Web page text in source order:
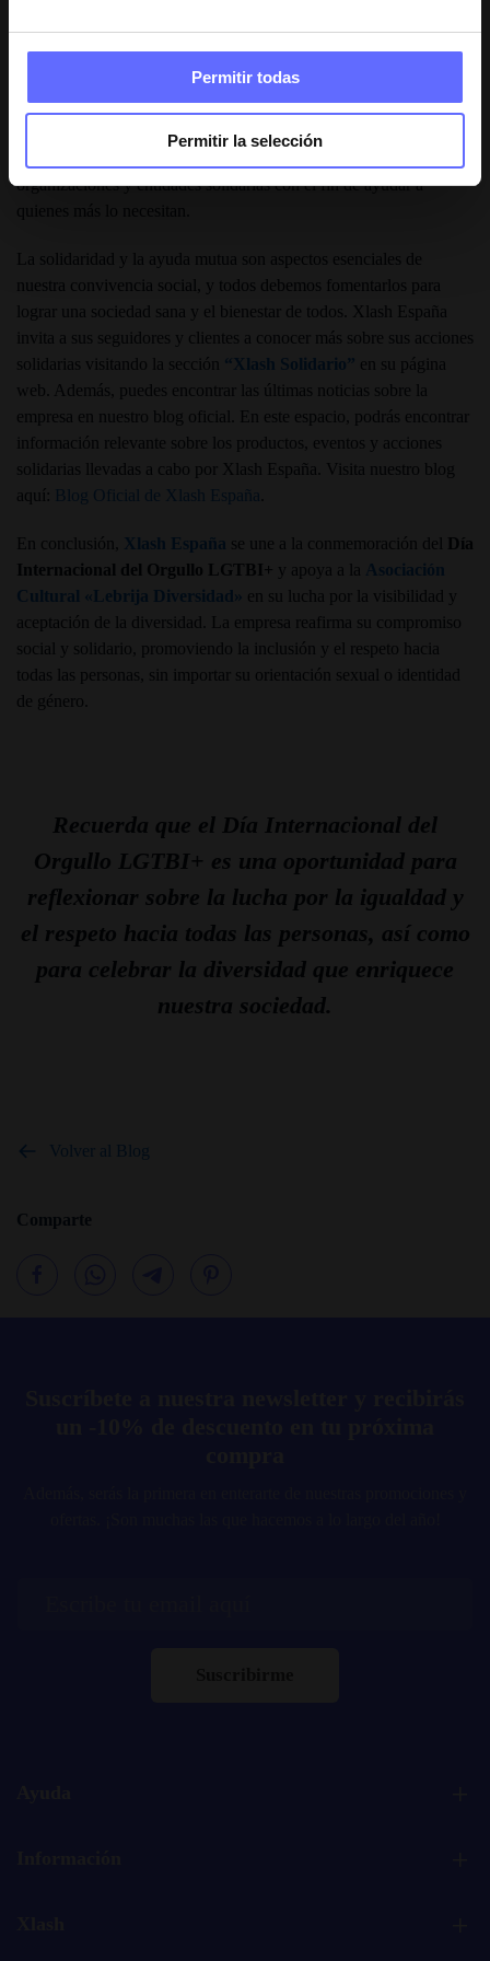
Permitir todas
Permitir la selección
ParaXlash España, el compromiso social es un pilar fundamental
en el desarrollo de cualquier comunidad. La empresa entiende que
involucrarse de manera responsable con los demás contribuye a
formar una sociedad fructífera y armoniosa. Por ello, destina un
organizaciones y entidades solidarias con el fin de ayudar a
La solidaridad y la ayuda mutua son aspectos esenciales de
nuestra convivencia social, y todos debemos fomentarlos para
lograr una sociedad sana y el bienestar de todos. Xlash España
invita a sus seguidores y clientes a conocer más sobre sus acciones
solidarias visitando la sección “Xlash Solidario” en su página
web. Además, puedes encontrar las últimas noticias sobre la
empresa en nuestro blog oficial. En este espacio, podrás encontrar
información relevante sobre los productos, eventos y acciones
solidarias llevadas a cabo por Xlash España. Visita nuestro blog
aquí: Blog Oficial de Xlash España
En conclusión, Xlash España se une a la conmemoración del
Día
Internacional del Orgullo LGTBI+ y apoya a la Asociación
Cultural «Lebrija Diversidad» en su lucha por la visibilidad y
aceptación de la diversidad. La empresa reafirma su compromiso
social y solidario, promoviendo la inclusión y el respeto hacia
todas las personas, sin importar su orientación sexual o identidad
de género.
Recuerda que el Día Internacional del
Orgullo LGTBI+ es una oportunidad para
reflexionar sobre la lucha por la igualdad y
el respeto hacia todas las personas, así como
para celebrar la diversidad que enriquece
nuestra sociedad.
Volver al Blog
Comparte